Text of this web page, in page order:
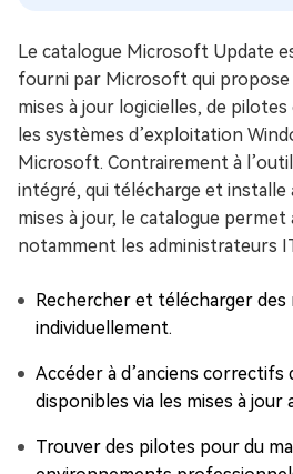
Le catalogue Microsoft Update
fourni par Microsoft qui
mises à jour logicielles, de
les systèmes d’exploitation
Microsoft. Contrairement à
intégré, qui télécharge et
mises à jour, le catalogue permet
notamment les administrateurs
Rechercher et télécharger des
individuellement.
Accéder à d’anciens correctifs
disponibles via les mises à jour
Trouver des pilotes pour du